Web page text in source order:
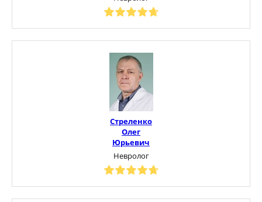
Стреленко
Олег
Юрьевич
Невролог